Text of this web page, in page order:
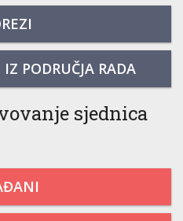
PODRUČJA RADA
sjednica